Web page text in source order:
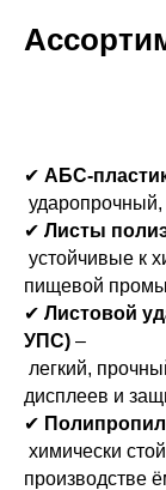
✔ АБС-
ударопрочный,
✔ Листы
устойчивые к
пищевой
✔ Листовой
УПС) –
легкий,
дисплеев и
✔
химически
производстве